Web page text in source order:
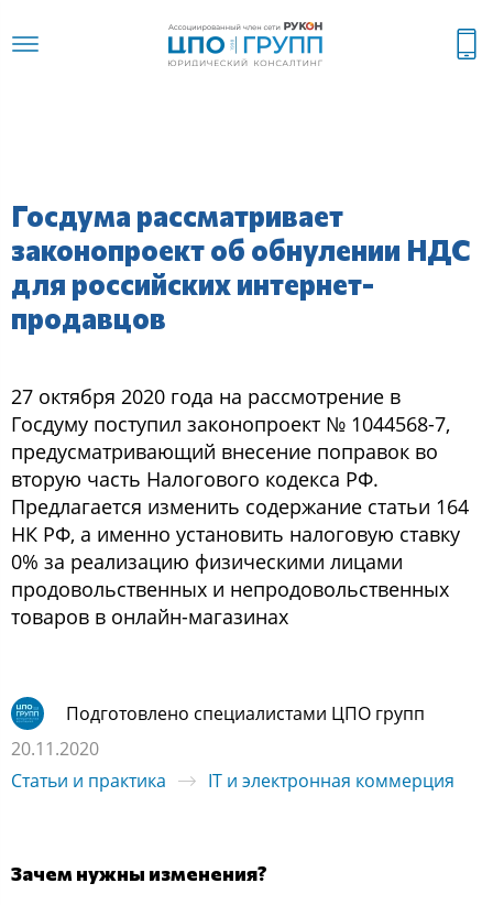
Госдума рассматривает
законопроект об обнулении НДС
для российских интернет-
продавцов
27 октября 2020 года на рассмотрение в
Госдуму поступил законопроект № 1044568-7,
предусматривающий внесение поправок во
вторую часть Налогового кодекса РФ.
Предлагается изменить содержание статьи 164
НК РФ, а именно установить налоговую ставку
0% за реализацию физическими лицами
продовольственных и непродовольственных
товаров в онлайн-магазинах
Подготовлено специалистами ЦПО групп
20.11.2020
Статьи и практика
IT и электронная коммерция
Зачем нужны изменения?